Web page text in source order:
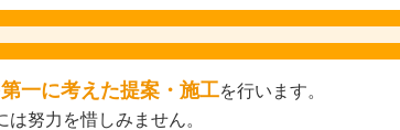
一に考えた提案・施工を行います。
は努力を惜しみません。